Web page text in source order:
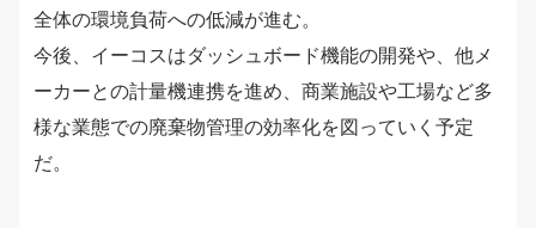
全体の環境負荷への低減が進む。
今後、イーコスはダッシュボード機能の開発や、他メ
ーカーとの計量機連携を進め、商業施設や工場など多
様な業態での廃棄物管理の効率化を図っていく予定
だ。